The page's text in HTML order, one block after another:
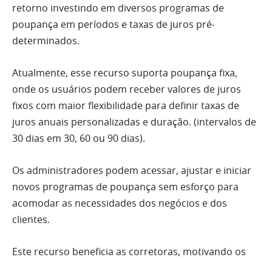
retorno investindo em diversos programas de
poupança em períodos e taxas de juros pré-
determinados.
Atualmente, esse recurso suporta poupança fixa,
onde os usuários podem receber valores de juros
fixos com maior flexibilidade para definir taxas de
juros anuais personalizadas e duração. (intervalos de
30 dias em 30, 60 ou 90 dias).
Os administradores podem acessar, ajustar e iniciar
novos programas de poupança sem esforço para
acomodar as necessidades dos negócios e dos
clientes.
Este recurso beneficia as corretoras, motivando os